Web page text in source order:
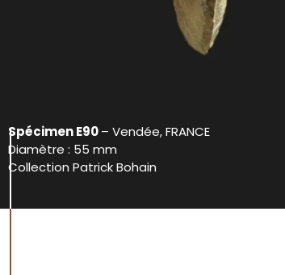
Spécimen E90– Vendée, FRANCE
Diamètre : 55 mm
Collection Patrick Bohain